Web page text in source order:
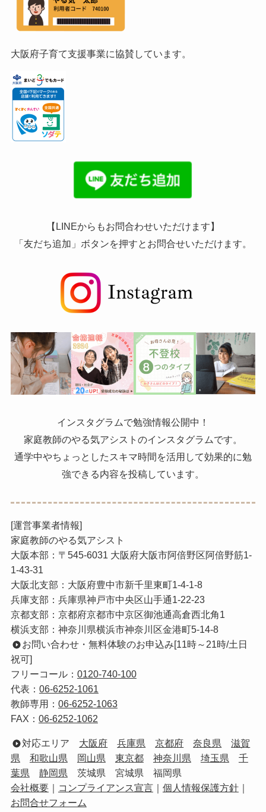
大阪府子育て支援事業に協賛しています。
【LINEからもお問合わせいただけます】
「友だち追加」ボタンを押すとお問合せいただけます。
インスタグラムで勉強情報公開中！
家庭教師のやる気アシストのインスタグラムです。
通学中やちょっとしたスキマ時間を活用して効果的に勉
強できる内容を投稿しています。
[運営事業者情報]
家庭教師のやる気アシスト
大阪本部：〒545-6031 大阪府大阪市阿倍野区阿倍野筋1-
1-43-31
大阪北支部：大阪府豊中市新千里東町1-4-1-8
兵庫支部：兵庫県神戸市中央区山手通1-22-23
京都支部：京都府京都市中京区御池通高倉西北角1
横浜支部：神奈川県横浜市神奈川区金港町5-14-8
お問い合わせ・無料体験のお申込み[11時～21時/土日
祝可]
フリーコール： 0120-740-100
代表： 06-6252-1061
教師専用： 06-6252-1063
FAX： 06-6252-1062
対応エリア 大阪府 兵庫県 京都府 奈良県
滋賀
県
和歌山県 岡山県 東京都 神奈川県 埼玉県
千
葉県
静岡県 茨城県 宮城県 福岡県
会社概要｜ コンプライアンス宣言｜ 個人情報保護方針｜
お問合せフォーム